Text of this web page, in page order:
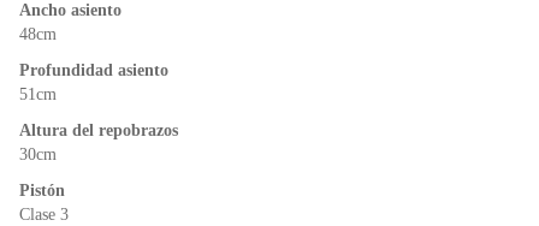
Ancho asiento
48cm
Profundidad asiento
51cm
Altura del repobrazos
30cm
Pistón
Clase 3